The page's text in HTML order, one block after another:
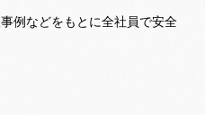
例などをもとに全社員で安全